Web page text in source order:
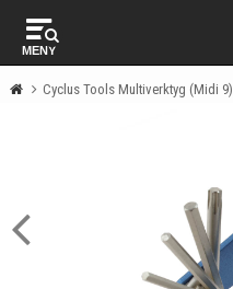
MENY
Cyclus Tools Multiverktyg (Midi 9)